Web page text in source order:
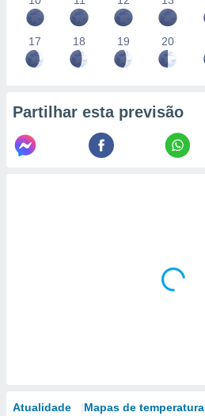
17 18 19 20
Partilhar esta previsão
Atualidade Mapas de temperatura